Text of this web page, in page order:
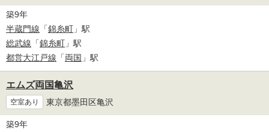
築9年
半蔵門線 「錦糸町 」駅
総武線 「錦糸町 」駅
都営大江戸線 「両国 」駅
エムズ両国亀沢
空室あり 東京都墨田区亀沢
築9年